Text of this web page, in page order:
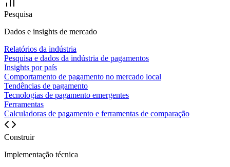
Pesquisa
Dados e insights de mercado
Relatórios da indústria
Pesquisa e dados da indústria de pagamentos
Insights por país
Comportamento de pagamento no mercado local
Tendências de pagamento
Tecnologias de pagamento emergentes
Ferramentas
Calculadoras de pagamento e ferramentas de comparação
Construir
Implementação técnica